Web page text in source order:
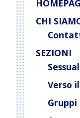
CHI
SEZIONI
Verso